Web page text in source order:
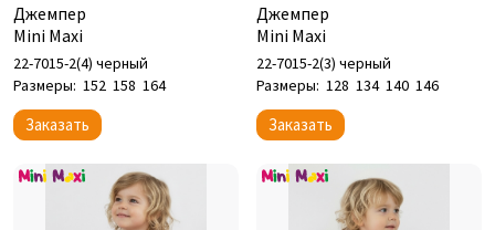
Джемпер
Mini Maxi
22-7015-2(4) черный
Размеры: 152 158 164
Заказать
Джемпер
Mini Maxi
22-7015-2(3) черный
Размеры: 128 134 140 146
Заказать